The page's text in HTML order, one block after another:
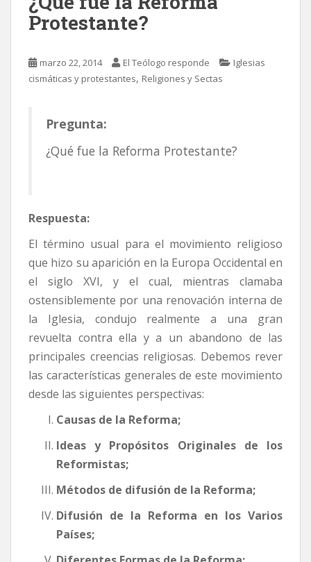
Protestante?
marzo 22, 2014 El Teólogo responde
Iglesias
cismáticas y protestantes, Religiones y Sectas
Pregunta:
¿Qué fue la Reforma Protestante?
Respuesta:
El término usual para el movimiento religioso
que hizo su aparición en la Europa Occidental en
el siglo XVI, y el cual, mientras clamaba
ostensiblemente por una renovación interna de
la Iglesia, condujo realmente a una gran
revuelta contra ella y a un abandono de las
principales creencias religiosas. Debemos rever
las características generales de este movimiento
desde las siguientes perspectivas:
Causas de la Reforma;
Ideas y Propósitos Originales de los
Reformistas;
Métodos de difusión de la Reforma;
Difusión de la Reforma en los Varios
Países;